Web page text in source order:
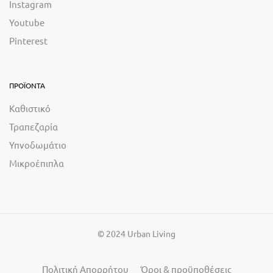
Instagram
Youtube
Pinterest
ΠΡΟΪΟΝΤΑ
Καθιστικό
Τραπεζαρία
Υπνοδωμάτιο
Μικροέπιπλα
© 2024 Urban Living
Πολιτική Απορρήτου Όροι & προϋποθέσεις